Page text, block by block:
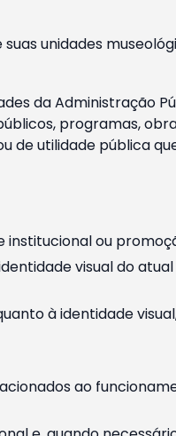
unidades
da Administração
programas,
de utilidade pública
ou
visual do
à identidade
ao